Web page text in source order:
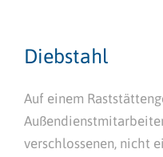
Diebstahl
Auf einem
verschlossenen, nicht